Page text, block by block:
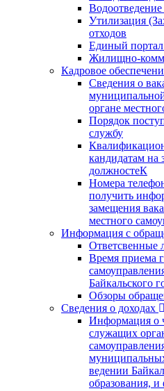
Утилизация
отходов
Единый
Жилищно-
Кадровое
Сведения о
органе
Порядок
службу
кандидатам на
должностеК
Номера
получить
замещения
местного
Информация с
Ответсвенные
Время приема
Байкальского
Обзоры
Сведения о доходах
Информация о
служащих
ведении
образования, и